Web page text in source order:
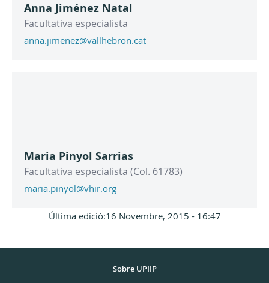
Anna Jiménez Natal
Facultativa especialista
anna.jimenez@vallhebron.cat
Maria Pinyol Sarrias
Facultativa especialista (Col. 61783)
maria.pinyol@vhir.org
Última edició:16 Novembre, 2015 - 16:47
Sobre UPIIP